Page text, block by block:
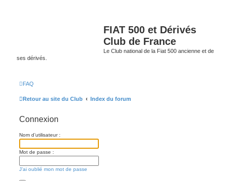
FIAT 500 et Dérivés
Club de France
Le Club national de la Fiat 500 ancienne et de
ses dérivés.
FAQ
Retour au site du Club Index du forum
Connexion
Nom d’utilisateur :
Mot de passe :
J’ai oublié mon mot de passe